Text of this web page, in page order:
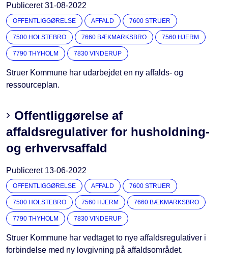
Publiceret31-08-2022
OFFENTLIGGØRELSE AFFALD 7600 STRUER
7500 HOLSTEBRO 7660 BÆKMARKSBRO 7560 HJERM
7790 THYHOLM 7830 VINDERUP
Struer Kommune har udarbejdet en ny affalds- og
ressourceplan.
Offentliggørelse af
affaldsregulativer for husholdning-
og erhvervsaffald
Publiceret 13-06-2022
OFFENTLIGGØRELSE AFFALD 7600 STRUER
7500 HOLSTEBRO 7560 HJERM 7660 BÆKMARKSBRO
7790 THYHOLM 7830 VINDERUP
Struer Kommune har vedtaget to nye affaldsregulativer i
forbindelse med ny lovgivning på affaldsområdet.